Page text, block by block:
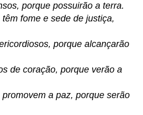
porque possuirão a terra.
fome e sede de justiça,
porque alcançarão
de coração, porque verão a
a paz, porque serão